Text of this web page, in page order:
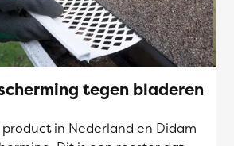
tegen bladeren
in Nederland en Didam